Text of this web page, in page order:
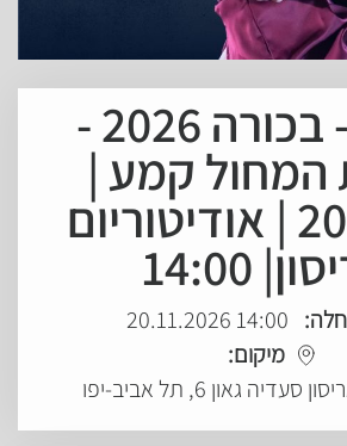
ערגה - בכורה 2026 -
קמע |
20.11.26 | אודיטוריום
14:00
14:00 20.11.2026
מיקום:
גאון 6, תל אביב-יפו